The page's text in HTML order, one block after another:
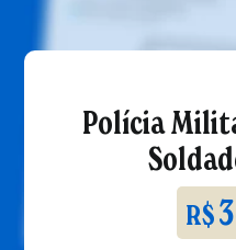
Polícia
R$